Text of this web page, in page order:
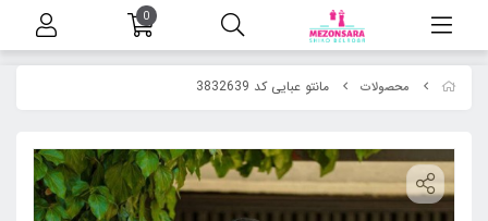
محصولات مانتو عبایی کد 3832639
0